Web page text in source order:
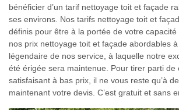
bénéficier d’un tarif nettoyage toit et façade
ses environs. Nos tarifs nettoyage toit et
définis pour être à la portée de votre
nos prix nettoyage toit et façade abordables
légendaire de nos service, à laquelle notre
été érigée sera maintenue. Pour tirer parti de
satisfaisant à bas prix, il ne vous reste qu’à
maintenant votre devis. C’est gratuit et sans